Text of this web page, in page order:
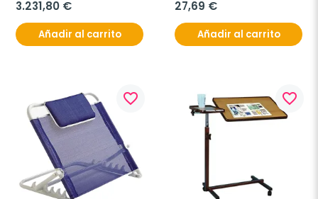
3.231,80 €
Añadir al carrito
27,69 €
Añadir al carrito
favorite_border favorite_border